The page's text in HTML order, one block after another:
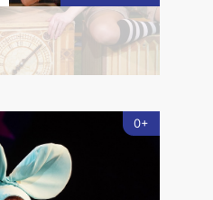
0+